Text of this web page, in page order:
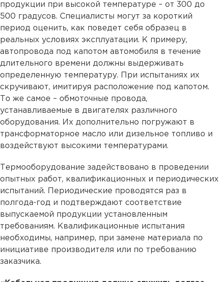
продукции при высокой температуре – от 300 до
500 градусов. Специалисты могут за короткий
период оценить, как поведет себя образец в
реальных условиях эксплуатации. К примеру,
автопровода под капотом автомобиля в течение
длительного времени должны выдерживать
определенную температуру. При испытаниях их
скручивают, имитируя расположение под капотом.
То же самое – обмоточные провода,
устанавливаемые в двигателях различного
оборудования. Их дополнительно погружают в
трансформаторное масло или дизельное топливо и
воздействуют высокими температурами.
Термооборудование задействовано в проведении
опытных работ, квалификационных и периодических
испытаний. Периодические проводятся раз в
полгода-год и подтверждают соответствие
выпускаемой продукции установленным
требованиям. Квалификационные испытания
необходимы, например, при замене материала по
инициативе производителя или по требованию
заказчика.